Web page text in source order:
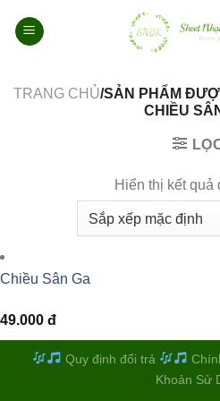
qua
TRANG CHỦ/SẢN PHẨM
CHIỀU
Hiển thị kết quả
Chiều Sân Ga
49.000 đ
Quy định đổi trả
Khoản Sử